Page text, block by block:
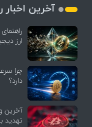
آخرین اخبار
ارز
چرا
دارد؟
آخرین